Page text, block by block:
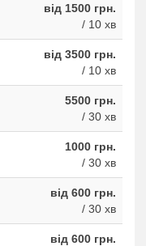
від 1500 грн.
/ 10 хв
від 3500 грн.
/ 10 хв
5500 грн.
/ 30 хв
1000 грн.
/ 30 хв
від 600 грн.
/ 30 хв
від 600 грн.